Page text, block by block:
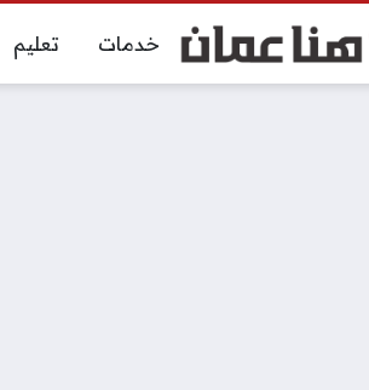
خدمات تعليم